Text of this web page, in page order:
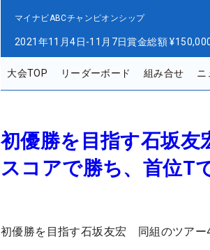
マイナビABCチャンピオンシップ
2021年11月4日-11月7日賞金総額
大会TOP リーダーボード 組み合せ ニ
初優勝を目指す石坂
スコアで勝ち、首位T
初優勝を目指す石坂友宏 同組のツアー